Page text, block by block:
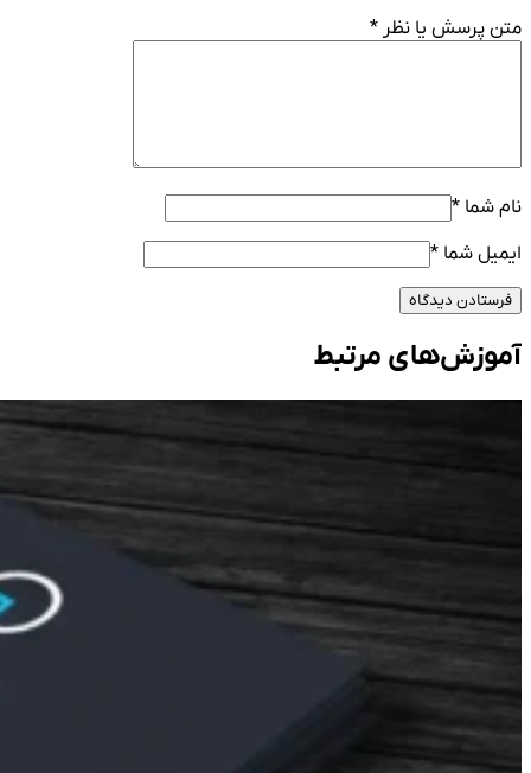
متن پرسش یا نظر*
نام شما*
ایمیل شما*
فرستادن دیدگاه
آموزش‌های مرتبط